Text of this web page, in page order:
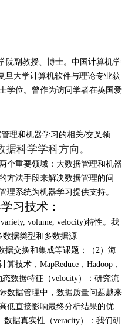
院副教授、博士。中国计算机学
旦大学计算机软件与理论专业获
学位。曾作为访问学者在英国爱
理和机器学习的相关/交叉领
据科学学科方向 。
个重要领域：大数据管理和机器
方法手段来解决数据管理的问
理系统为机器学习提供支持。
习技术：
volume, velocity)特性。我
数据类型和多数据源
据交换和集成等课题；（2）海
技术，MapReduce，Hadoop，
态数据特征（velocity）：研究流
数据管理中，数据质量问题越来
低直接影响最终分析结果的优
数据真实性（veracity）：我们研